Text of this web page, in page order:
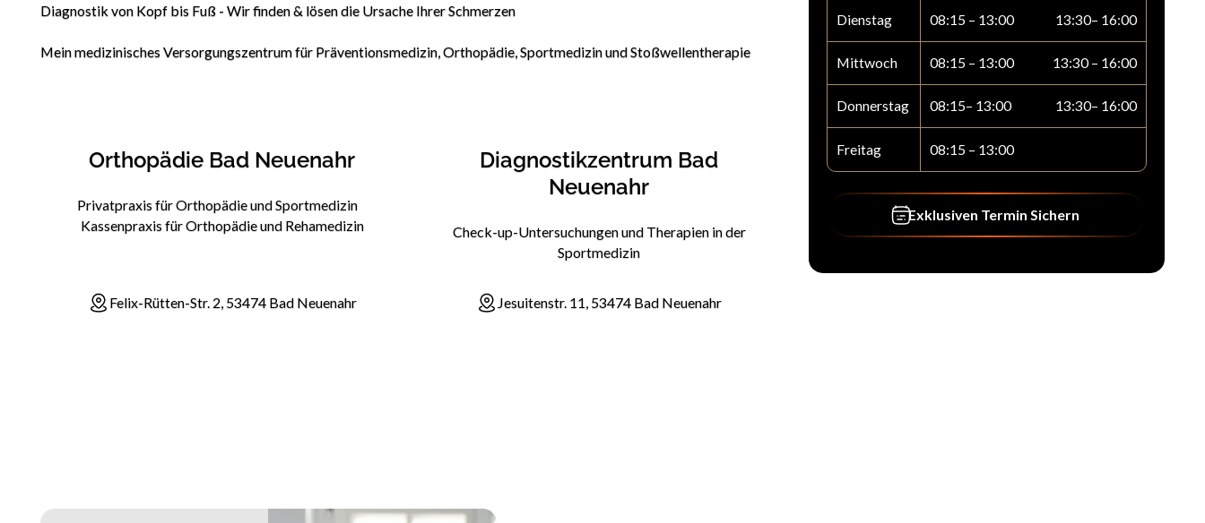
Diagnostik von Kopf bis Fuß - Wir finden & lösen die Ursache Ihrer Schmerzen
Mein medizinisches Versorgungszentrum für Präventionsmedizin, Orthopädie, Sportmedizin und Stoßwellentherapie
Orthopädie Bad Neuenahr
Privatpraxis für Orthopädie und Sportmedizin
Kassenpraxis für Orthopädie und Rehamedizin
Felix-Rütten-Str. 2, 53474 Bad Neuenahr
Diagnostikzentrum Bad
Neuenahr
Check-up-Untersuchungen und Therapien in der
Sportmedizin
Jesuitenstr. 11, 53474 Bad Neuenahr
Dienstag
Mittwoch
Donnerstag
Freitag
08:15 – 13:00 13:30– 16:00
08:15 – 13:00 13:30 – 16:00
08:15– 13:00 13:30– 16:00
08:15 – 13:00
Exklusiven Termin Sichern
Exklusiven Termin Sichern